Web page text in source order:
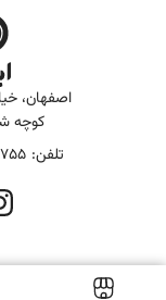
اصفهان،
کوچه شمارۀ 15 (شهید
تلفن: